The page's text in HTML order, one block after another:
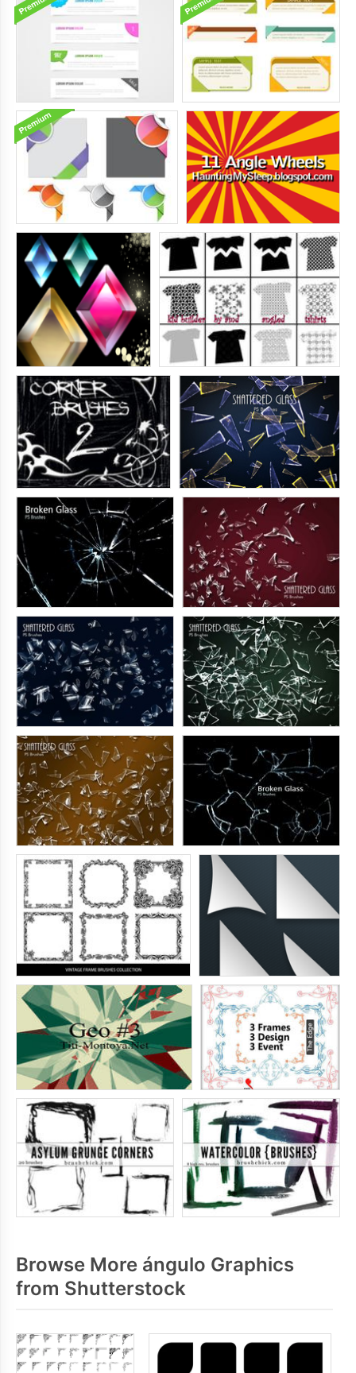
Browse More ángulo Graphics
from Shutterstock